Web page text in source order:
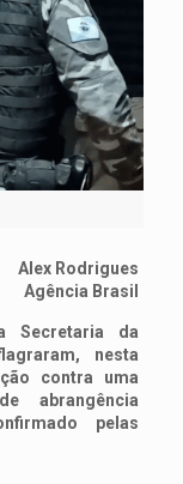
Alex Rodrigues
Agência Brasil
Secretaria da
nesta
contra uma
abrangência
pelas